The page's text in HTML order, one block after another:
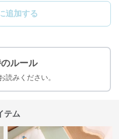
追加する
ルール
読みください。
テム